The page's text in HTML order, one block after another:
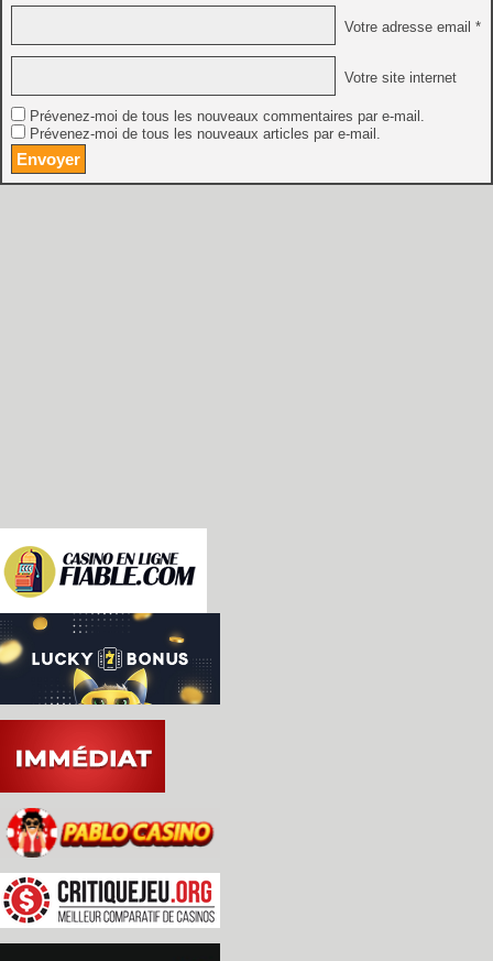
Votre adresse email *
Votre site internet
Prévenez-moi de tous les nouveaux commentaires par e-mail.
Prévenez-moi de tous les nouveaux articles par e-mail.